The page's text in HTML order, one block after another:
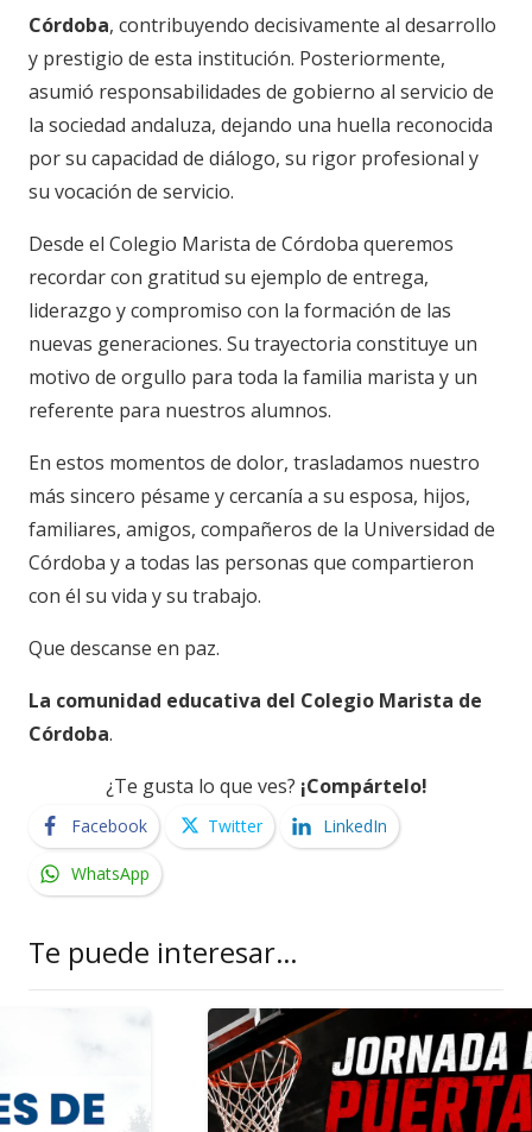
Córdoba, contribuyendo decisivamente al desarrollo
y prestigio de esta institución. Posteriormente,
asumió responsabilidades de gobierno al servicio de
la sociedad andaluza, dejando una huella reconocida
por su capacidad de diálogo, su rigor profesional y
su vocación de servicio.
Desde el Colegio Marista de Córdoba queremos
recordar con gratitud su ejemplo de entrega,
liderazgo y compromiso con la formación de las
nuevas generaciones. Su trayectoria constituye un
motivo de orgullo para toda la familia marista y un
referente para nuestros alumnos.
En estos momentos de dolor, trasladamos nuestro
más sincero pésame y cercanía a su esposa, hijos,
familiares, amigos, compañeros de la Universidad de
Córdoba y a todas las personas que compartieron
con él su vida y su trabajo.
Que descanse en paz.
La comunidad educativa del Colegio Marista de
Córdoba.
¿Te gusta lo que ves? ¡Compártelo!
Facebook Twitter LinkedIn
WhatsApp
Te puede interesar…